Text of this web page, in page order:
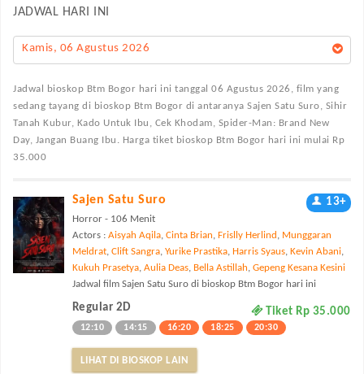
JADWAL HARI INI
Kamis, 06 Agustus 2026
Jadwal bioskop Btm Bogor hari ini tanggal 06 Agustus 2026, film yang
sedang tayang di bioskop Btm Bogor di antaranya Sajen Satu Suro, Sihir
Tanah Kubur, Kado Untuk Ibu, Cek Khodam, Spider-Man: Brand New
Day, Jangan Buang Ibu. Harga tiket bioskop Btm Bogor hari ini mulai Rp
35.000
Sajen Satu Suro 13+
Horror - 106 Menit
Actors : Aisyah Aqila, Cinta Brian, Frislly Herlind , Munggaran
Meldrat, Clift Sangra, Yurike Prastika, Harris Syaus, Kevin Abani,
Kukuh Prasetya, Aulia Deas, Bella Astillah, Gepeng Kesana Kesini
Jadwal film Sajen Satu Suro di bioskop Btm Bogor hari ini
Regular 2D Tiket Rp 35.000
12:10 14:15 16:20 18:25 20:30
LIHAT DI BIOSKOP LAIN